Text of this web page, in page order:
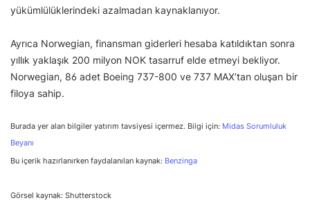
yükümlülüklerindeki azalmadan kaynaklanıyor.
Ayrıca Norwegian, finansman giderleri hesaba katıldıktan sonra
yıllık yaklaşık 200 milyon NOK tasarruf elde etmeyi bekliyor.
Norwegian, 86 adet Boeing 737-800 ve 737 MAX’tan oluşan bir
filoya sahip.
Burada yer alan bilgiler yatırım tavsiyesi içermez. Bilgi için: Midas Sorumluluk
Beyanı
Bu içerik hazırlanırken faydalanılan kaynak: Benzinga
Görsel kaynak: Shutterstock